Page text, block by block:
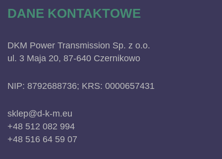
DANE KONTAKTOWE
DKM Power Transmission Sp. z o.o.
ul. 3 Maja 20, 87-640 Czernikowo
NIP: 8792688736; KRS: 0000657431
sklep@d-k-m.eu
+48 512 082 994
+48 516 64 59 07